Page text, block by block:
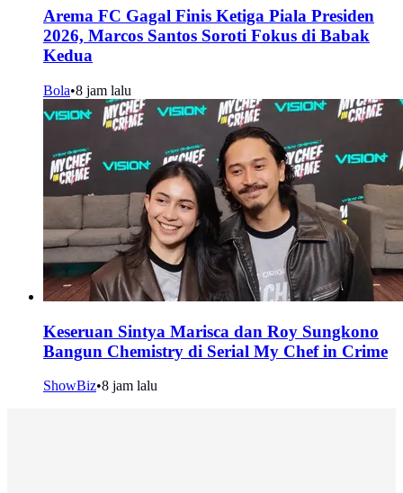
Arema FC Gagal Finis Ketiga Piala Presiden
2026, Marcos Santos Soroti Fokus di Babak
Kedua
Bola•8 jam lalu
Keseruan Sintya Marisca dan Roy Sungkono
Bangun Chemistry di Serial My Chef in Crime
ShowBiz•8 jam lalu